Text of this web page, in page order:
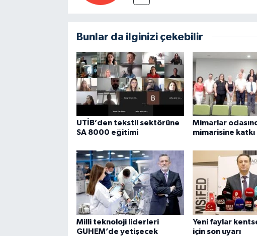
Bunlar da ilginizi çekebilir
UTİB’den tekstil sektörüne
SA 8000 eğitimi
Mimarlar
mimarisine katkı
Milli teknoloji liderleri
GUHEM’de yetişecek
Yeni faylar
için son uyarı